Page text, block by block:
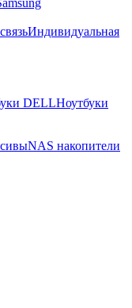
Индивидуальная
DELLНоутбуки
NAS накопители